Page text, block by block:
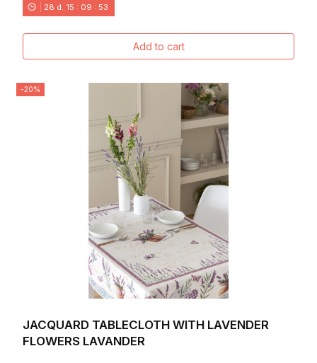
28 d. 15 : 09 : 52
Add to cart
-20%
JACQUARD TABLECLOTH WITH LAVENDER
FLOWERS LAVANDER